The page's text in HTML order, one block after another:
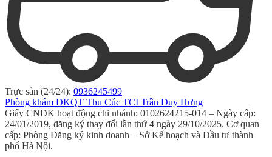
Trực sản (24/24): 0936245499
Phòng khám ĐKQT Thu Cúc TCI Trần Duy Hưng
Giấy CNĐK hoạt động chi nhánh: 0102624215-014 – Ngày cấp:
24/01/2019, đăng ký thay đổi lần thứ 4 ngày 29/10/2025. Cơ quan
cấp: Phòng Đăng ký kinh doanh – Sở Kế hoạch và Đầu tư thành
phố Hà Nội.